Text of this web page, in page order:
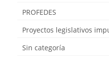
PROFEDES
Proyectos legislativos
Sin categoría